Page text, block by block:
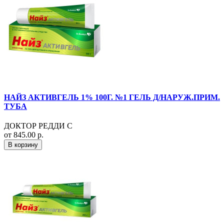
НАЙЗ АКТИВГЕЛЬ 1% 100Г. №1 ГЕЛЬ Д/НАРУЖ.ПРИМ.
ТУБА
ДОКТОР РЕДДИ С
от 845.00 р.
В корзину